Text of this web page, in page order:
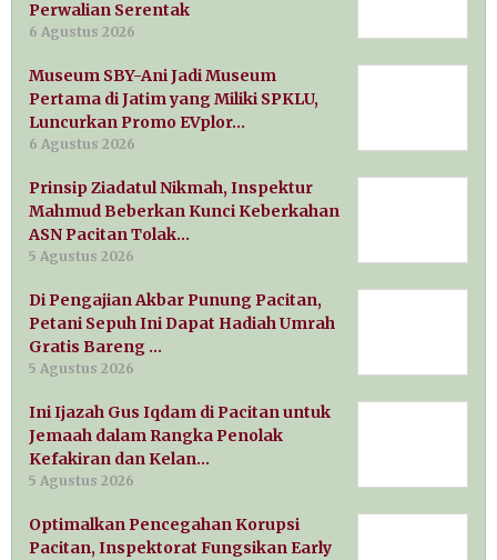
Perwalian Serentak
6 Agustus 2026
Museum SBY-Ani Jadi Museum
Pertama di Jatim yang Miliki SPKLU,
Luncurkan Promo EVplor…
6 Agustus 2026
Prinsip Ziadatul Nikmah, Inspektur
Mahmud Beberkan Kunci Keberkahan
ASN Pacitan Tolak…
5 Agustus 2026
Di Pengajian Akbar Punung Pacitan,
Petani Sepuh Ini Dapat Hadiah Umrah
Gratis Bareng …
5 Agustus 2026
Ini Ijazah Gus Iqdam di Pacitan untuk
Jemaah dalam Rangka Penolak
Kefakiran dan Kelan…
5 Agustus 2026
Optimalkan Pencegahan Korupsi
Pacitan, Inspektorat Fungsikan Early